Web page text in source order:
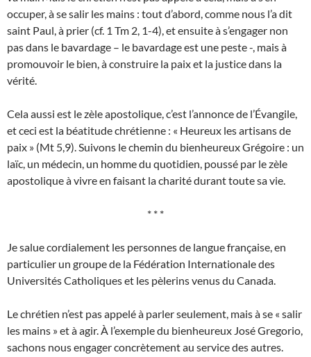
occuper, à se salir les mains : tout d’abord, comme nous l’a dit
saint Paul, à prier (cf. 1 Tm 2, 1-4), et ensuite à s’engager non
pas dans le bavardage – le bavardage est une peste -, mais à
promouvoir le bien, à construire la paix et la justice dans la
vérité.
Cela aussi est le zèle apostolique, c’est l’annonce de l’Évangile,
et ceci est la béatitude chrétienne : « Heureux les artisans de
paix » (Mt 5,9). Suivons le chemin du bienheureux Grégoire : un
laïc, un médecin, un homme du quotidien, poussé par le zèle
apostolique à vivre en faisant la charité durant toute sa vie.
* * *
Je salue cordialement les personnes de langue française, en
particulier un groupe de la Fédération Internationale des
Universités Catholiques et les pèlerins venus du Canada.
Le chrétien n’est pas appelé à parler seulement, mais à se « salir
les mains » et à agir. À l’exemple du bienheureux José Gregorio,
sachons nous engager concrètement au service des autres.